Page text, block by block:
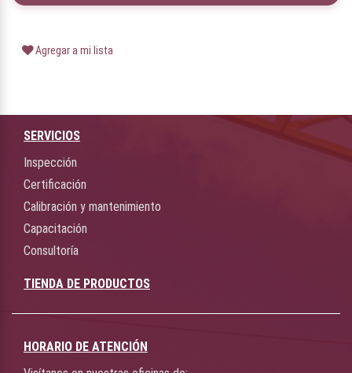
Agregar a mi lista
SERVICIOS
Inspección
Certificación
Calibración y mantenimiento
Capacitación
Consultoría
TIENDA DE PRODUCTOS
HORARIO DE ATENCIÓN